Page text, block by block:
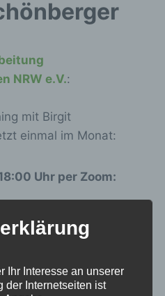
NRW e.V.:
mit Birgit
einmal im Monat:
Uhr per Zoom:
28.10.2024
Ihr Interesse an unserer
der Internetseiten ist